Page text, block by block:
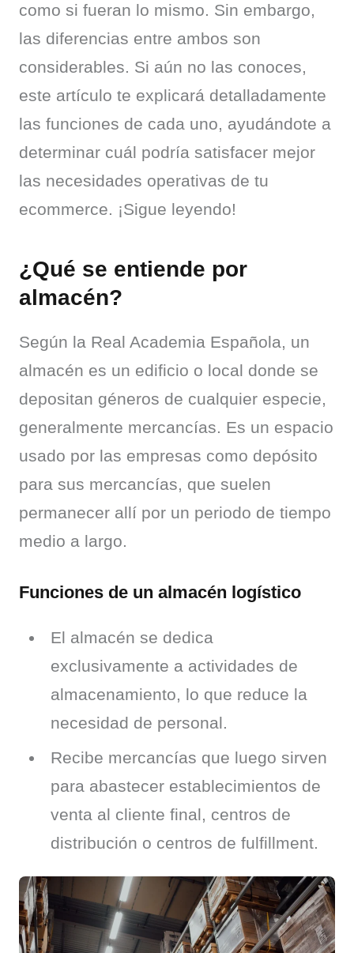
como si fueran lo mismo. Sin embargo,
las diferencias entre ambos son
considerables. Si aún no las conoces,
este artículo te explicará detalladamente
las funciones de cada uno, ayudándote a
determinar cuál podría satisfacer mejor
las necesidades operativas de tu
ecommerce. ¡Sigue leyendo!
¿Qué se entiende por
almacén?
Según la Real Academia Española, un
almacén es un edificio o local donde se
depositan géneros de cualquier especie,
generalmente mercancías. Es un espacio
usado por las empresas como depósito
para sus mercancías, que suelen
permanecer allí por un periodo de tiempo
medio a largo.
Funciones de un almacén logístico
El almacén se dedica
exclusivamente a actividades de
almacenamiento, lo que reduce la
necesidad de personal.
Recibe mercancías que luego sirven
para abastecer establecimientos de
venta al cliente final, centros de
distribución o centros de fulfillment.